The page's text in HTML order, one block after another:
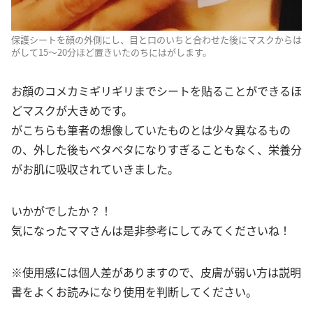
保護シートを顔の外側にし、目と口のいちと合わせた後にマスクからは
がして15～20分ほど置きいたのちにはがします。
お顔のコメカミギリギリまでシートを貼ることができるほ
どマスクが大きめです。
がこちらも筆者の想像していたものとは少々異なるもの
の、外した後もベタベタになりすぎることもなく、栄養分
がお肌に吸収されていきました。
いかがでしたか？！
気になったママさんは是非参考にしてみてくださいね！
※使用感には個人差がありますので、皮膚が弱い方は説明
書をよくお読みになり使用を判断してください。